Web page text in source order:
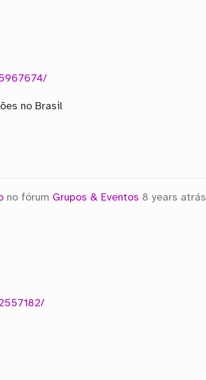
no Brasil
no fórum Grupos & Eventos 8 years atrás